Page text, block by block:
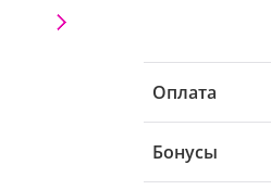
Оплата
Бонусы